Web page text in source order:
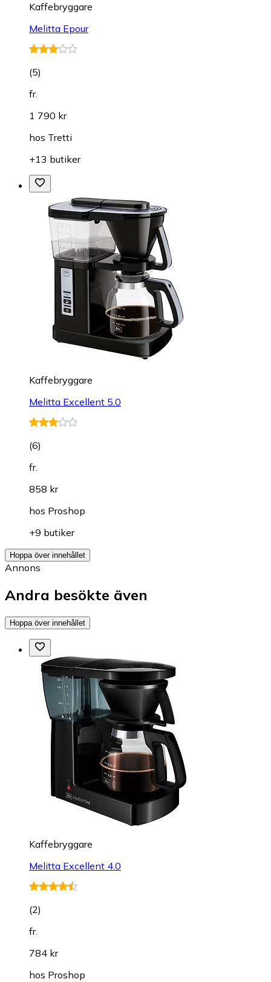
Kaffebryggare
Melitta Epour
(5)
fr.
1 790 kr
hos Tretti
+13 butiker
Kaffebryggare
Melitta Excellent 5.0
(6)
fr.
858 kr
hos Proshop
+9 butiker
Hoppa över innehållet
Annons
Andra besökte även
Hoppa över innehållet
Kaffebryggare
Melitta Excellent 4.0
(2)
fr.
784 kr
hos Proshop